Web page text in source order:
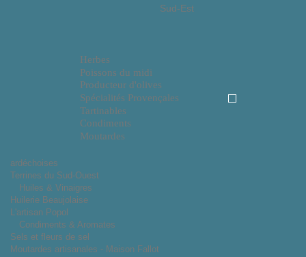
Sud-Est
Herbes
Poissons du midi
Producteur d'olives
Spécialités Provençales
Tartinables
Condiments
Moutardes
ardéchoises
Terrines du Sud-Ouest
Huiles & Vinaigres
Huilerie Beaujolaise
L'artisan Popol
Condiments & Aromates
Sels et fleurs de sel
Moutardes artisanales - Maison Fallot